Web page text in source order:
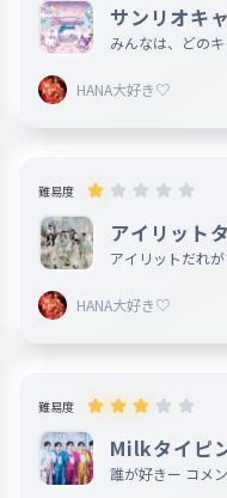
サンリオキ
みんなは、どの
HANA大好き♡
難易度
アイリット
アイリットだれ
HANA大好き♡
難易度
Milkタイピ
誰が好きー コメ